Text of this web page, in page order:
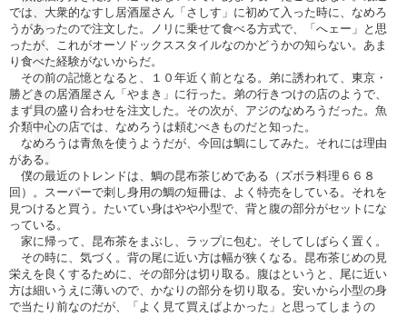
では、大衆的なすし居酒屋さん「さしす」に初めて入った時に、なめろ
うがあったので注文した。ノリに乗せて食べる方式で、「へェー」と思
ったが、これがオーソドックススタイルなのかどうかの知らない。あま
り食べた経験がないからだ。
その前の記憶となると、１０年近く前となる。弟に誘われて、東京・
勝どきの居酒屋さん「やまき」に行った。弟の行きつけの店のようで、
まず貝の盛り合わせを注文した。その次が、アジのなめろうだった。魚
介類中心の店では、なめろうは頼むべきものだと知った。
なめろうは青魚を使うようだが、今回は鯛にしてみた。それには理由
がある。
僕の最近のトレンドは、鯛の昆布茶じめである（ズボラ料理６６８
回）。スーパーで刺し身用の鯛の短冊は、よく特売をしている。それを
見つけると買う。たいてい身はやや小型で、背と腹の部分がセットにな
っている。
家に帰って、昆布茶をまぶし、ラップに包む。そしてしばらく置く。
その時に、気づく。背の尾に近い方は幅が狭くなる。昆布茶じめの見
栄えを良くするために、その部分は切り取る。腹はというと、尾に近い
方は細いうえに薄いので、かなりの部分を切り取る。安いから小型の身
で当たり前なのだが、「よく見て買えばよかった」と思ってしまうの